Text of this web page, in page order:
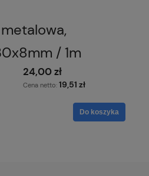
/ 1m
24,00 zł
Cena netto: 19,51 zł
Do koszyka